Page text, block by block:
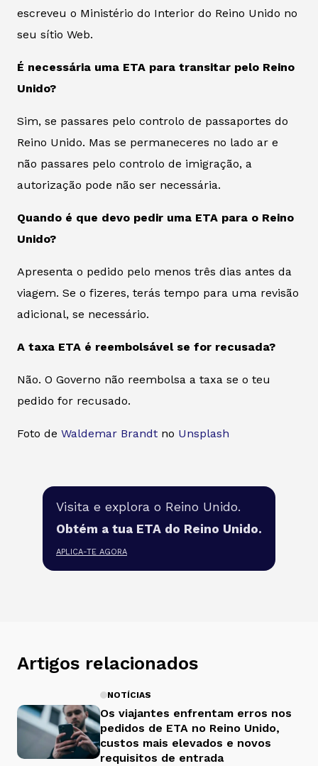
escreveu o Ministério do Interior do Reino Unido no
seu sítio Web.
É necessária uma ETA para transitar pelo Reino
Unido?
Sim, se passares pelo controlo de passaportes do
Reino Unido. Mas se permaneceres no lado ar e
não passares pelo controlo de imigração, a
autorização pode não ser necessária.
Quando é que devo pedir uma ETA para o Reino
Unido?
Apresenta o pedido pelo menos três dias antes da
viagem. Se o fizeres, terás tempo para uma revisão
adicional, se necessário.
A taxa ETA é reembolsável se for recusada?
Não. O Governo não reembolsa a taxa se o teu
pedido for recusado.
Foto de Waldemar Brandt no Unsplash
Visita e explora o Reino Unido.
Obtém a tua ETA do Reino Unido.
APLICA-TE AGORA
Artigos relacionados
NOTÍCIAS
Os viajantes enfrentam erros nos
pedidos de ETA no Reino Unido,
custos mais elevados e novos
requisitos de entrada